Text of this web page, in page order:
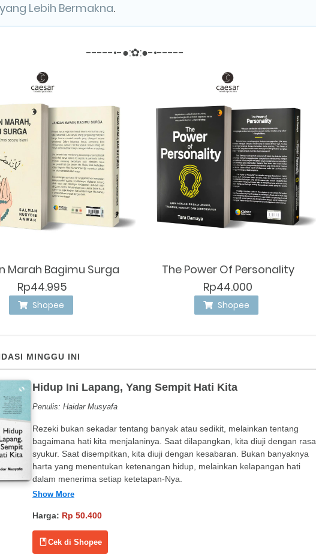
Lebih Bermakna.
-----•-●:✿:●-•-----
Marah Bagimu Surga
Rp44.995
Shopee
The Power Of Personality
Rp44.000
Shopee
MINGGU INI
Hidup Ini Lapang, Yang Sempit Hati Kita
Penulis: Haidar Musyafa
Rezeki bukan sekadar tentang banyak atau sedikit, melainkan tentang
bagaimana hati kita menjalaninya. Saat dilapangkan, kita diuji dengan rasa
syukur. Saat disempitkan, kita diuji dengan kesabaran. Bukan banyaknya
harta yang menentukan ketenangan hidup, melainkan kelapangan hati
dalam menerima setiap ketetapan-Nya.
Show More
Harga: Rp 50.400
Cek di Shopee